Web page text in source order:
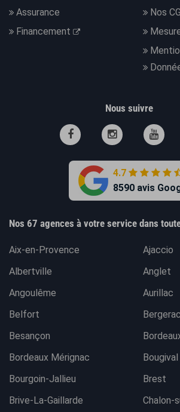
Assurance
Financement
Nos
Nous suivre
4.7
8590 avis
Nos 67 agences à votre service dans
Aix-en-Provence
Ajaccio
Albertville
Anglet
Angoulême
Aurillac
Belfort
Bergerac
Besançon
Bordeaux Mérignac
Bougival
Bourgoin-Jallieu
Brest
Brive-La-Gaillarde
Chalon-